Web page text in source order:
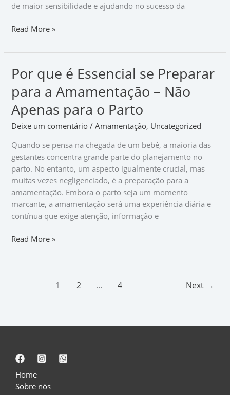
de maior sensibilidade e ajudando no sucesso da
Read More »
Por que é Essencial se Preparar
para a Amamentação – Não
Apenas para o Parto
Deixe um comentário /Amamentação, Uncategorized
Quando se pensa na chegada de um bebê, a maioria das
gestantes concentra grande parte do planejamento no
parto. No entanto, um aspecto igualmente crucial, mas
muitas vezes negligenciado, é a preparação para a
amamentação. Embora o parto seja um momento
marcante, a amamentação será uma experiência diária e
contínua que exige atenção, informação e
Por
que
é
Essencial
se
Preparar
para
a
Amamentação
–
Parto
Read More »
1 2 … 4 Next →
Home
Sobre nós